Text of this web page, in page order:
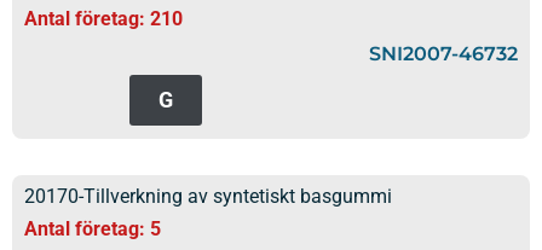
Antal företag: 210
SNI2007-46732
G
20170-Tillverkning av syntetiskt basgummi
Antal företag: 5